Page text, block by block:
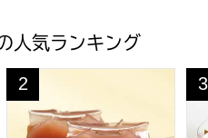
人気ランキング
贈りもの・お中元】
吉野本葛 天極堂 葛水羊羹 16
2
位 3
位